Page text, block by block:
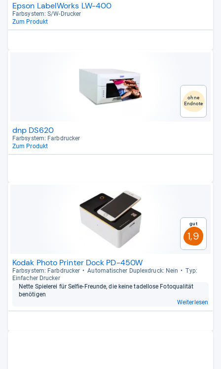
Epson LabelWorks LW-400
Farb­sys­tem: S/W-​Dru­cker
Zum Produkt
ohne
Endnote
dnp DS620
Farb­sys­tem: Farb­dru­cker
Zum Produkt
Gut
1,9
Kodak Photo Printer Dock PD-450W
Farb­sys­tem: Farb­dru­cker Auto­ma­ti­scher Duplex­druck: Nein
Typ:
Ein­fa­cher Dru­cker
Nette Spie­le­rei für Sel­fie-​Freunde, die keine tadel­lose Foto­qua­li­tät
benö­ti­gen
Weiterlesen